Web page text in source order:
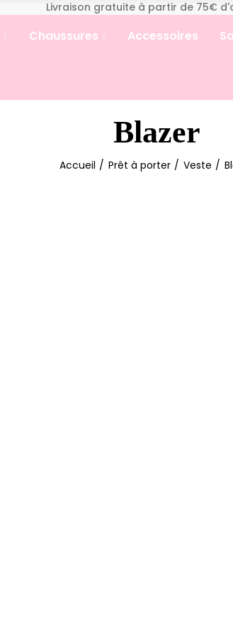
Livraison gratuite à partir de 75€
Chaussures Accessoires
Blazer
Accueil Prêt à porter Veste